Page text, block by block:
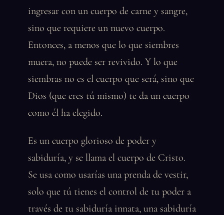
ingresar con un cuerpo de carne y sangre,
sino que requiere un nuevo cuerpo.
Entonces, a menos que lo que siembres
muera, no puede ser revivido. Y lo que
siembras no es el cuerpo que será, sino que
Dios (que eres tú mismo) te da un cuerpo
como él ha elegido.
Es un cuerpo glorioso de poder y
sabiduría, y se llama el cuerpo de Cristo.
Se usa como usarías una prenda de vestir,
solo que tú tienes el control de tu poder a
través de tu sabiduría innata, una sabiduría